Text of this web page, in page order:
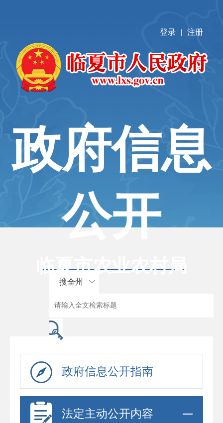
登录 | 注册
政府信息
公开
临夏市农业农村局
搜全州
政府信息公开指南
法定主动公开内容